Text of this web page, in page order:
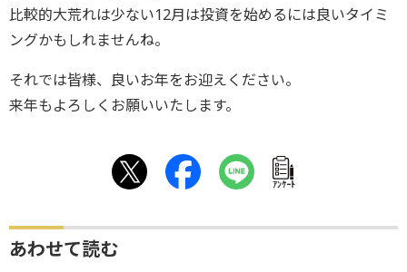
比較的大荒れは少ない12月は投資を始めるには良いタイミ
ングかもしれませんね。
それでは皆様、良いお年をお迎えください。
来年もよろしくお願いいたします。
ｱﾝｹｰﾄ
あわせて読む